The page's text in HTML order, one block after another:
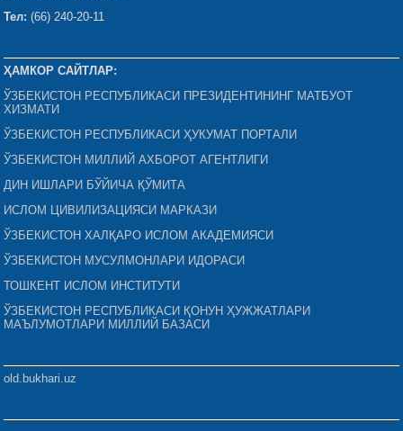
Тел: (66) 240-20-11
ҲАМКОР САЙТЛАР:
ЎЗБЕКИСТОН РЕСПУБЛИКАСИ ПРЕЗИДЕНТИНИНГ МАТБУОТ
ХИЗМАТИ
ЎЗБЕКИСТОН РЕСПУБЛИКАСИ ҲУКУМАТ ПОРТАЛИ
ЎЗБЕКИСТОН МИЛЛИЙ АХБОРОТ АГЕНТЛИГИ
ДИН ИШЛАРИ БЎЙИЧА ҚЎМИТА
ИСЛОМ ЦИВИЛИЗАЦИЯСИ МАРКАЗИ
ЎЗБЕКИСТОН ХАЛҚАРО ИСЛОМ АКАДЕМИЯСИ
ЎЗБЕКИСТОН МУСУЛМОНЛАРИ ИДОРАСИ
ТОШКЕНТ ИСЛОМ ИНСТИТУТИ
ЎЗБЕКИСТОН РЕСПУБЛИКАСИ ҚОНУН ҲУЖЖАТЛАРИ
МАЪЛУМОТЛАРИ МИЛЛИЙ БАЗАСИ
old.bukhari.uz